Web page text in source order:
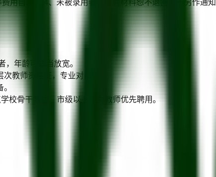
用自理。 4、未被录用者，应聘材料恕不退回、不另作通知
年龄可适当放宽。
教师资格证，专业对口。
校骨干教师、市级以上优秀教师优先聘用。